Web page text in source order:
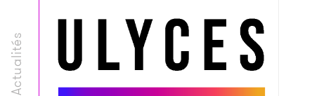
Actualités